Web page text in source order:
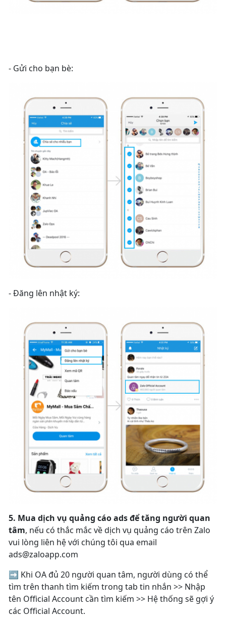
- Gửi cho bạn bè:
- Đăng lên nhật ký:
5. Mua dịch vụ quảng cáo ads để tăng người quan
tâm, nếu có thắc mắc về dịch vụ quảng cáo trên Zalo
vui lòng liên hệ với chúng tôi qua email
ads@zaloapp.com
➡ Khi OA đủ 20 người quan tâm, người dùng có thể
tìm trên thanh tìm kiếm trong tab tin nhắn >> Nhập
tên Official Account cần tìm kiếm >> Hệ thống sẽ gợi ý
các Official Account.